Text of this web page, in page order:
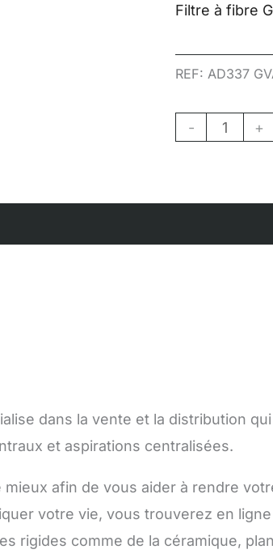
Filtre à fibre
REF: AD337
-
quantité
à
+
dans la vente et la distribution
et aspirations centralisées.
afin de vous aider à rendre
votre vie, vous trouverez en
rigides comme de la céramique,